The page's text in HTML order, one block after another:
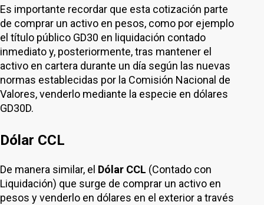
Es importante recordar que esta cotización parte
de comprar un activo en pesos, como por ejemplo
el título público GD30 en liquidación contado
inmediato y, posteriormente, tras mantener el
activo en cartera durante un día según las nuevas
normas establecidas por la Comisión Nacional de
Valores, venderlo mediante la especie en dólares
GD30D.
Dólar CCL
De manera similar, el Dólar CCL (Contado con
Liquidación) que surge de comprar un activo en
pesos y venderlo en dólares en el exterior a través